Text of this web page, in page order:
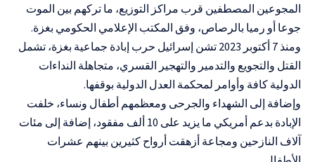
المجوعين المصطفين قرب مراكز التوزيع، ما تركهم بين الموت
جوعا أو رميا بالرصاص، وفق المكتب الإعلامي الحكومي بغزة.
ومنذ 7 أكتوبر 2023 تشن إسرائيل حرب إبادة جماعية بغزة، تشمل
القتل والتجويع والتدمير والتهجير القسري، متجاهلة النداءات
الدولية كافة وأوامر لمحكمة العدل الدولية بوقفها.
وإضافة إلى الشهداء والجرحى ومعظمهم أطفال ونساء، خلفت
الإبادة بدعم أمريكي ما يزيد على 10 ألف مفقود، إضافة إلى مئات
آلاف النازحين ومجاعة أزهقت أرواح كثيرين بينهم عشرات